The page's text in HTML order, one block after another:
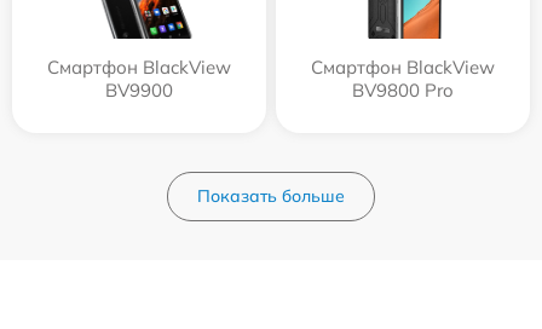
Смартфон BlackView
BV9900
Смартфон BlackView
BV9800 Pro
Показать больше